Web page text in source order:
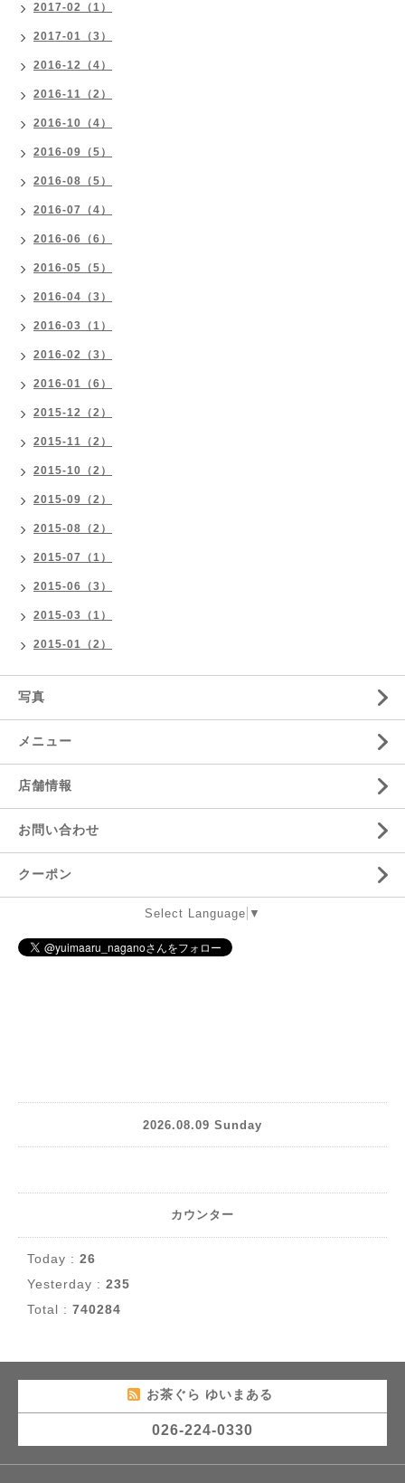
2017-02（1）
2017-01（3）
2016-12（4）
2016-11（2）
2016-10（4）
2016-09（5）
2016-08（5）
2016-07（4）
2016-06（6）
2016-05（5）
2016-04（3）
2016-03（1）
2016-02（3）
2016-01（6）
2015-12（2）
2015-11（2）
2015-10（2）
2015-09（2）
2015-08（2）
2015-07（1）
2015-06（3）
2015-03（1）
2015-01（2）
写真
メニュー
店舗情報
お問い合わせ
クーポン
Select Language ▼
2026.08.09 Sunday
カウンター
Today : 26
Yesterday : 235
Total : 740284
お茶ぐら ゆいまある
026-224-0330